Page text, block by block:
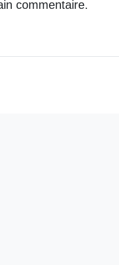
commentaire.